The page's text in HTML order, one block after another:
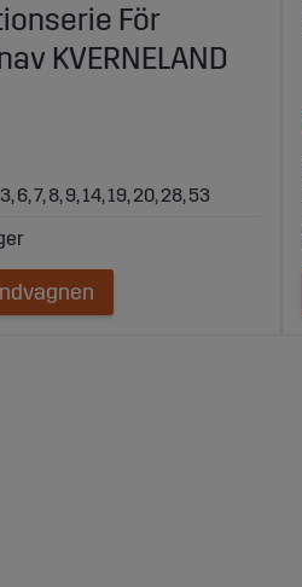
För
KVERNELAND
6, 7, 8, 9, 14, 19, 20, 28, 53